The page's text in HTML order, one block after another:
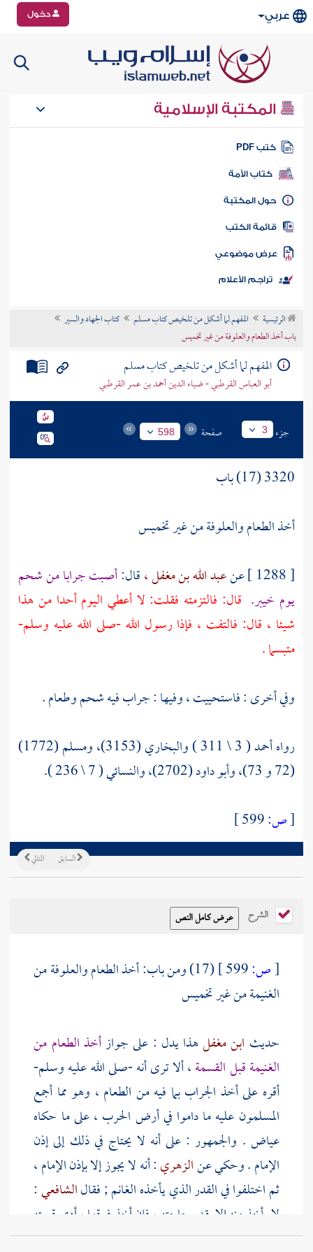
عربي دخول
المكتبة الإسلامية
كتب PDF
كتاب الأمة
المكتبة
الكتب
موضوعي
تراجم الأعلام
الرئيسية المفهم لما أشكل من تلخيص كتاب مسلم
كتاب الجهاد والسير
باب أخذ الطعام والعلوفة من غير تخميس
المفهم لما أشكل من تلخيص كتاب مسلم
أبو العباس القرطبي - ضياء الدين أحمد بن عمر القرطبي
جزء 3 صفحة 598
3320 (17) باب
أخذ الطعام والعلوفة من غير تخميس
[ 1288 ] عن
عبد الله بن مغفل ،قال:أصبت جرابا من شحم
يوم خيبر. قال: فالتزمته فقلت: لا أعطي اليوم أحدا من هذا
شيئا ، قال: فالتفت ، فإذا رسول الله -صلى الله عليه وسلم-
متبسما .
وفي أخرى : فاستحييت ، وفيها : جراب فيه شحم وطعام .
رواه أحمد ( 3 \ 311 ) والبخاري (3153)، ومسلم (1772)
(72 و 73)، وأبو داود (2702)، والنسائي ( 7 \ 236 ).
[ص:
التالي السابق
الشرح
[ص:
(17) ومن باب: أخذ الطعام والعلوفة من
الغنيمة من غير تخميس
حديث ابن مغفلهذا يدل : على جوازأخذ الطعام من
الغنيمة قبل القسمة، ألا ترى أنه -صلى الله عليه وسلم-
أقره على أخذ الجراب بما فيه من الطعام ، وهو مما أجمع
المسلمون عليه ما داموا في أرض الحرب ، على ما حكاه
عياض . والجمهور : على أنه لا يحتاج في ذلك إلى إذن
الإمام . وحكي عنالزهري: أنه لا يجوز إلا بإذن الإمام ،
ثم اختلفوا في القدر الذي يأخذه الغانم ; فقالالشافعي:
لا يأخذ منه إلا بقدر حاجته ، فإن أخذ فوقها ، أدى قيمته
في المقاسم ، وكذلك : إن أخذ ما لا يضطر إليه في القوت